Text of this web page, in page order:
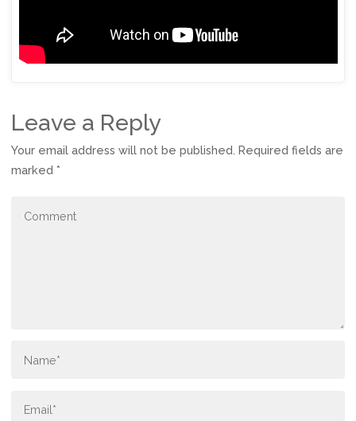
Leave a Reply
Your email address will not be published. Required fields are
marked *